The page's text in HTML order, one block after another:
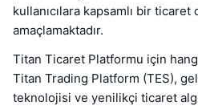
kullanıcılara kapsamlı bir ticaret
amaçlamaktadır.
Titan Ticaret Platformu için
Titan Trading Platform (TES),
teknolojisi ve yenilikçi ticaret